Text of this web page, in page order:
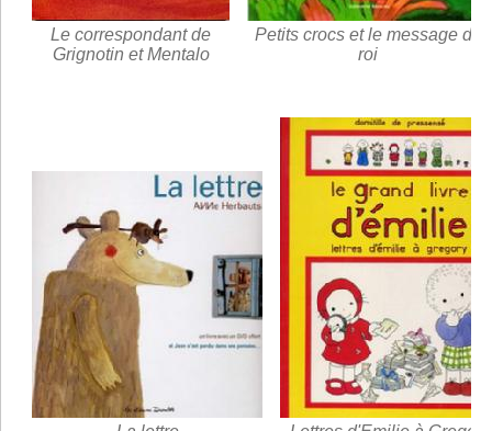
Le correspondant de
Grignotin et Mentalo
Petits crocs et le message du
roi